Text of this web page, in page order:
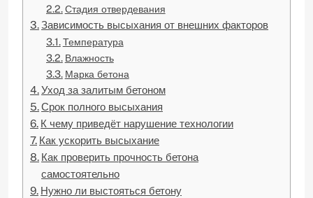
Стадия отвердевания
Зависимость высыхания от внешних факторов
Температура
Влажность
Марка бетона
Уход за залитым бетоном
Срок полного высыхания
К чему приведёт нарушение технологии
Как ускорить высыхание
Как проверить прочность бетона
самостоятельно
Нужно ли выстояться бетону